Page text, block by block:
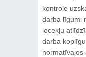
kontrole
darba līgumi
locekļu
darba
normatīvajos